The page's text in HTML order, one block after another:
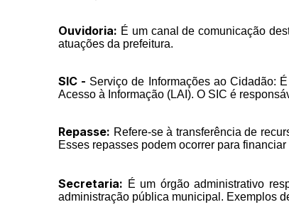
Ouvidoria: É um canal de comunicação
atuações da prefeitura.
SIC - Serviço de Informações ao Cidadão:
Acesso à Informação (LAI). O SIC é
Repasse: Refere-se à transferência de
Esses repasses podem ocorrer para
Secretaria: É um órgão administrativo
administração pública municipal. Exemplos